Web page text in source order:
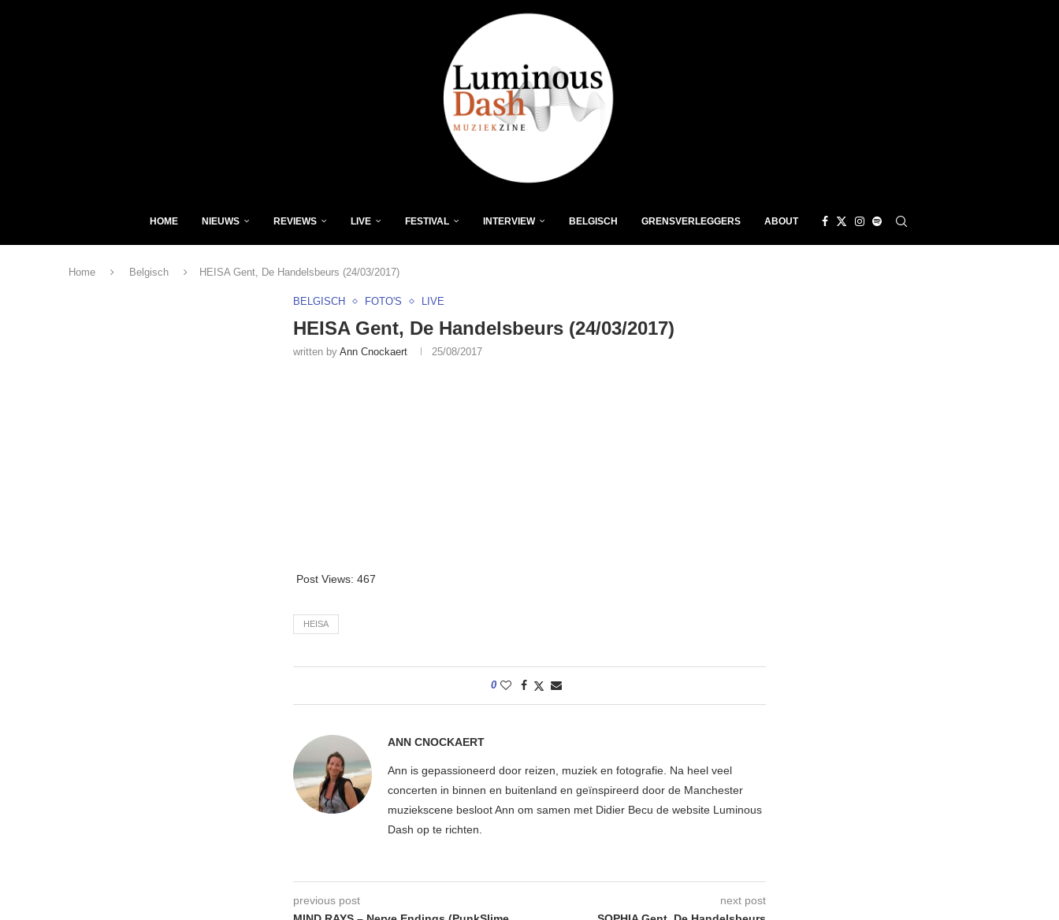
HOME NIEUWS REVIEWS LIVE FESTIVAL INTERVIEW BELGISCH GRENSVERLEGGERS ABOUT
Home Belgisch HEISA Gent, De Handelsbeurs (24/03/2017)
BELGISCH FOTO'S LIVE
HEISA Gent, De Handelsbeurs (24/03/2017)
written by Ann Cnockaert 25/08/2017
Post Views: 467
HEISA
0
ANN CNOCKAERT
Ann is gepassioneerd door reizen, muziek en fotografie. Na heel veel
concerten in binnen en buitenland en geïnspireerd door de Manchester
muziekscene besloot Ann om samen met Didier Becu de website Luminous
Dash op te richten.
previous post
next post